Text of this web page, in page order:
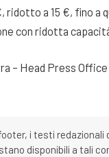
ridotto a 15 €, fino a
con ridotta
– Head Press
i testi
disponibili a tali